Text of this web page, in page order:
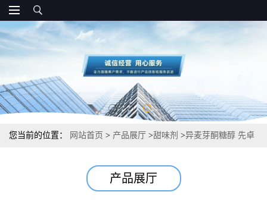
您当前的位置： 网站首页 > 产品展厅 >甜味剂 >异麦芽酮糖醇 先卓
产品展厅